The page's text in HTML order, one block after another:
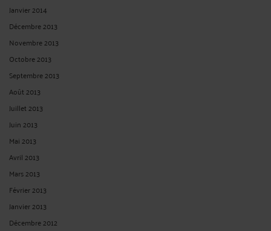
Janvier 2014
Décembre 2013
Novembre 2013
Octobre 2013
Septembre 2013
Août 2013
Juillet 2013
Juin 2013
Mai 2013
Avril 2013
Mars 2013
Février 2013
Janvier 2013
Décembre 2012